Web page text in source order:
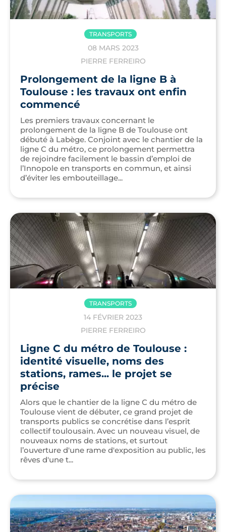
TRANSPORTS
08 MARS 2023
PIERRE FERREIRO
Prolongement de la ligne B à
Toulouse : les travaux ont enfin
commencé
Les premiers travaux concernant le
prolongement de la ligne B de Toulouse ont
débuté à Labège. Conjoint avec le chantier de la
ligne C du métro, ce prolongement permettra
de rejoindre facilement le bassin d’emploi de
l’Innopole en transports en commun, et ainsi
d’éviter les embouteillage...
TRANSPORTS
14 FÉVRIER 2023
PIERRE FERREIRO
Ligne C du métro de Toulouse :
identité visuelle, noms des
stations, rames... le projet se
précise
Alors que le chantier de la ligne C du métro de
Toulouse vient de débuter, ce grand projet de
transports publics se concrétise dans l’esprit
collectif toulousain. Avec un nouveau visuel, de
nouveaux noms de stations, et surtout
l’ouverture d'une rame d'exposition au public, les
rêves d'une t...